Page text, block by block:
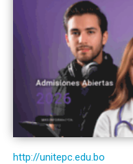
http://unitepc.edu.bo